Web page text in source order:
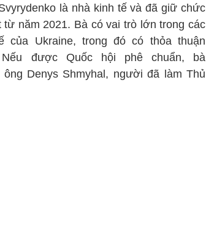
là nhà kinh tế và đã giữ chức
năm 2021. Bà có vai trò lớn trong các
của Ukraine, trong đó có thỏa thuận
được Quốc hội phê chuẩn, bà
Denys Shmyhal, người đã làm Thủ